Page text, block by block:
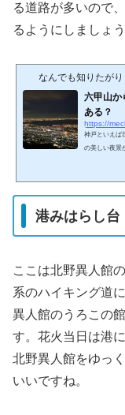
る道路が多いので
るようにしましょう
なんでも知りたがり
六甲山か
ある？
https://
神戸といえば
の美しい夜景
もありますの
港みはらし台
ここは北野異人館
系のハイキング道
異人館のうろこの
す。花火当日は港
北野異人館をゆっ
いいですね。